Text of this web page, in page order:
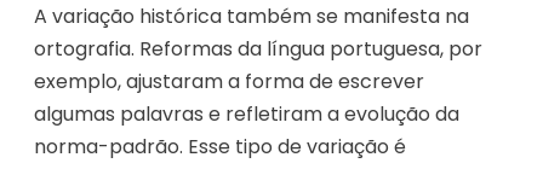
A variação histórica também se manifesta na
ortografia. Reformas da língua portuguesa, por
exemplo, ajustaram a forma de escrever
algumas palavras e refletiram a evolução da
norma-padrão. Esse tipo de variação é